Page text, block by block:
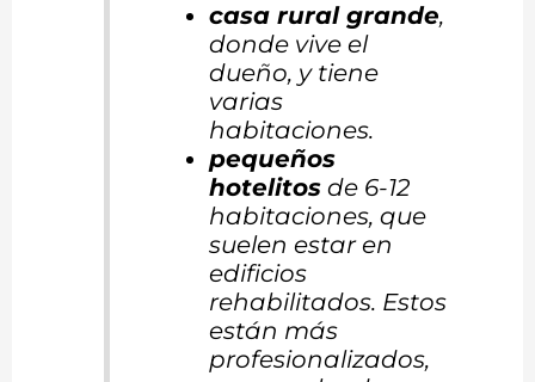
casa rural grande,
donde vive el
dueño, y tiene
varias
habitaciones.
pequeños
hotelitos de 6-12
habitaciones, que
suelen estar en
edificios
rehabilitados. Estos
están más
profesionalizados,